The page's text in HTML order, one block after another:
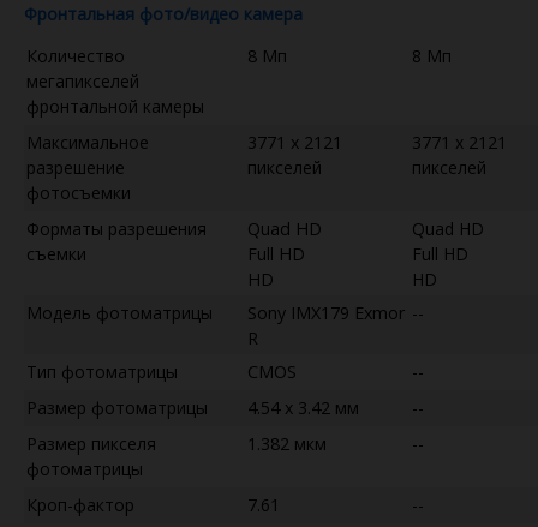
Фронтальная фото/видео камера
Количество
мегапикселей
фронтальной камеры
8 Мп 8 Мп
Максимальное
разрешение
фотосъемки
3771 x 2121
пикселей
3771 x 2121
пикселей
Форматы разрешения
съемки
Quad HD
Full HD
HD
Quad HD
Full HD
HD
Модель фотоматрицы
Sony IMX179 Exmor
R
--
Тип фотоматрицы CMOS
--
Размер фотоматрицы
4.54 x 3.42 мм
--
Размер пикселя
фотоматрицы
1.382 мкм --
Кроп-фактор 7.61
--